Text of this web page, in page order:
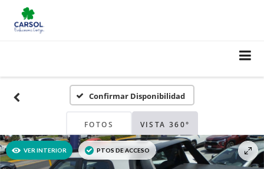
Confirmar Disponibilidad
FOTOS VISTA 360°